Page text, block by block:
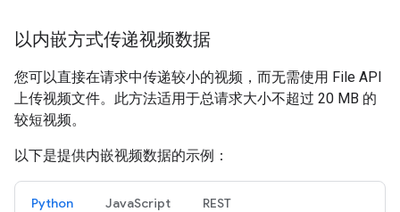
以内嵌方式传递视频数据
您可以直接在请求中传递较小的视频，而无需使用 File API
上传视频文件。此方法适用于总请求大小不超过 20 MB 的
较短视频。
以下是提供内嵌视频数据的示例：
Python JavaScript REST